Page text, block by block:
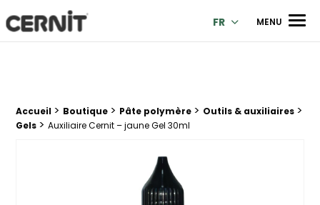
Cernit Une qualité haut de gamme pour des créations
FR MENU
Fil d'Ariane :
Accueil > Boutique > Pâte polymère > Outils & auxiliaires >
Gels > Auxiliaire Cernit – jaune Gel 30ml